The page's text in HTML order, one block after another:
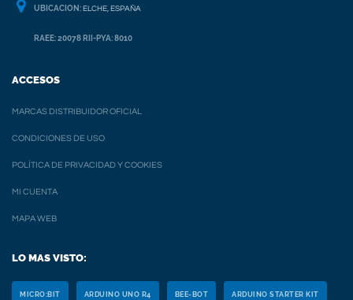
UBICACION: ELCHE, ESPAÑA
RAEE: 20078 RII-PYA: 8010
ACCESOS
MARCAS DISTRIBUIDOR OFICIAL
CONDICIONES DE USO
POLÍTICA DE PRIVACIDAD Y COOKIES
MI CUENTA
MAPA WEB
LO MAS VISTO:
MICRO:BIT ARDUINO UNO R4 BEE-BOT ARDUINO STARTER KIT